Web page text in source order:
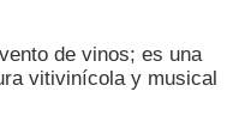
de vinos; es una
vitivinícola y musical